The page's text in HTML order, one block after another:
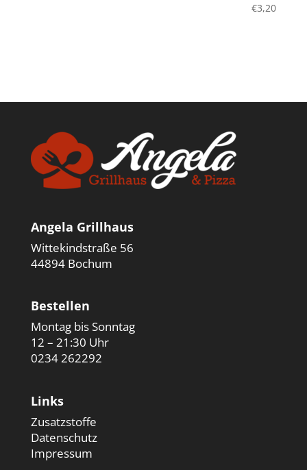
€3,20
Angela Grillhaus
Wittekindstraße 56
44894 Bochum
Bestellen
Montag bis Sonntag
12 – 21:30 Uhr
0234 262292
Links
Zusatzstoffe
Datenschutz
Impressum